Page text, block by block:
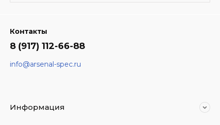
Контакты
8 (917) 112-66-88
info@arsenal-spec.ru
Информация